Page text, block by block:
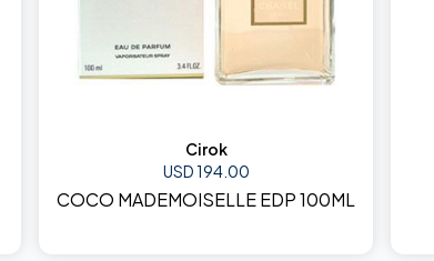
Cirok
USD 194.00
COCO MADEMOISELLE EDP 100ML